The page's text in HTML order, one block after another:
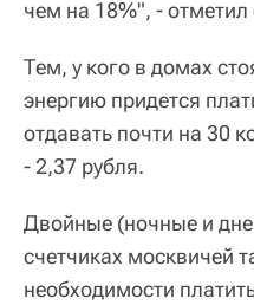
чем на 18%", - отметил
Тем, у кого в домах
энергию придется
отдавать почти на 30
- 2,37 рубля.
Двойные (ночные и
счетчиках москвичей
необходимости